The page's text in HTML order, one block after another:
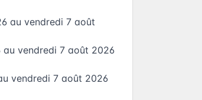
auvendredi 7 août
auvendredi 7 août 2026
vendredi 7 août 2026